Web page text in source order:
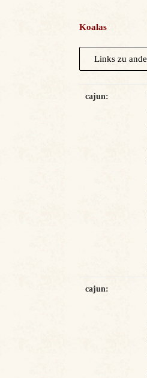
Koalas
cajun:
cajun: